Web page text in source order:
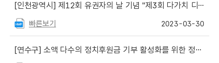
[인천광역시] 제12회 유권자의 날 기념 "제3회 다가치 디카시 공모전" 안내
빠른보기 2023-03-30
[연수구] 소액 다수의 정치후원금 기부 활성화를 위한 정치후원금 기부제도 안내